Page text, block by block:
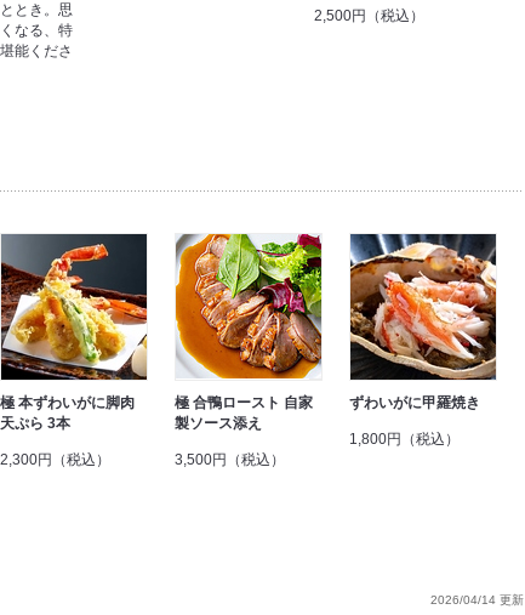
とき。思
なる、特
能くださ
2,500円（税込）
極 本ずわいがに脚肉
天ぷら 3本
2,300円（税込）
極 合鴨ロースト 自家
製ソース添え
3,500円（税込）
ずわいがに甲羅焼き
1,800円（税込）
2026/04/14 更新